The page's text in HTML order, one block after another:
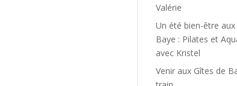
Valérie
Un été bien-être aux
Baye : Pilates et
avec Kristel
Venir aux Gîtes de